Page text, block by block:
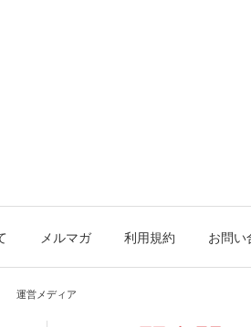
メルマガ 利用規約 お問い
運営メディア